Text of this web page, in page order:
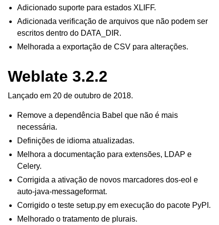
Adicionado suporte para estados XLIFF.
Adicionada verificação de arquivos que não podem ser
escritos dentro do DATA_DIR.
Melhorada a exportação de CSV para alterações.
Weblate 3.2.2
Lançado em 20 de outubro de 2018.
Remove a dependência Babel que não é mais
necessária.
Definições de idioma atualizadas.
Melhora a documentação para extensões, LDAP e
Celery.
Corrigida a ativação de novos marcadores dos-eol e
auto-java-messageformat.
Corrigido o teste setup.py em execução do pacote PyPI.
Melhorado o tratamento de plurais.